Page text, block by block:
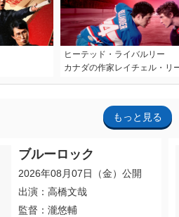
ヒーテッド・ライバルリー
カナダの作家レイチェル・リ
もっと見る
ブルーロック
2026年08月07日（金）公開
出演：高橋文哉
監督：瀧悠輔